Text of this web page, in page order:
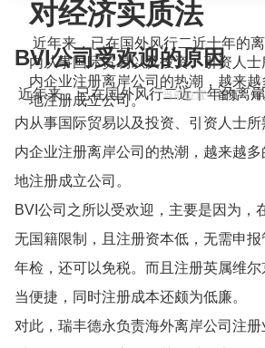
当前位置：首页>知
对经济实质法
近年来，已在国外风行二近十年的
内从事国际贸易以及投资、引资人
内企业注册离岸公司的热潮，越来
地注册成立公司。
BVI公司受欢迎的原因
近年来，已在国外风行二近十年的离
内从事国际贸易以及投资、引资人士
内企业注册离岸公司的热潮，越来越
地注册成立公司。
BVI公司之所以受欢迎，主要是因为，
无国籍限制，且注册资本低，无需申
年检，还可以免税。而且注册英属维
当便捷，同时注册成本还颇为低廉。
对此，瑞丰德永负责海外离岸公司注册